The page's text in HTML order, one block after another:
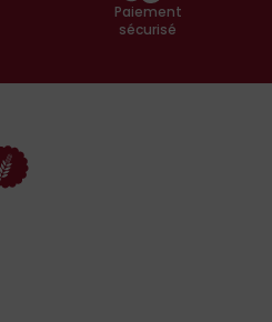
Paiement
sécurisé